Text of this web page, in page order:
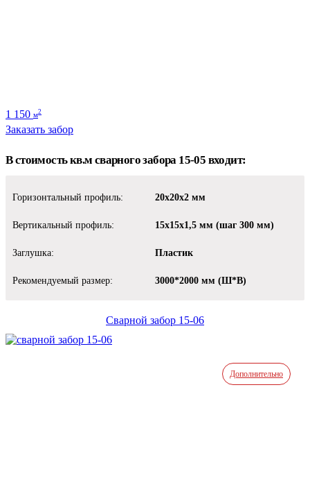
1 150 м2
Заказать забор
В стоимость кв.м сварного забора 15-05 входит:
Горизонтальный профиль: 20х20х2 мм
Вертикальный профиль: 15х15х1,5 мм (шаг 300 мм)
Заглушка: Пластик
Рекомендуемый размер: 3000*2000 мм (Ш*В)
Сварной забор 15-06
Дополнительно